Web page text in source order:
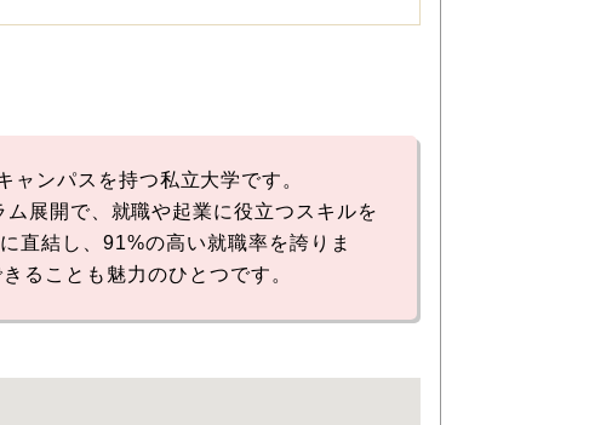
ンパスを持つ私立大学です。
展開で、就職や起業に役立つスキルを
直結し、91%の高い就職率を誇りま
ることも魅力のひとつです。